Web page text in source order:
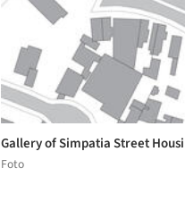
Gallery of Simpatia Street
Foto